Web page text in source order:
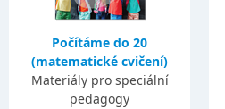
Počítáme do 20
(matematické cvičení)
Materiály pro speciální
pedagogy